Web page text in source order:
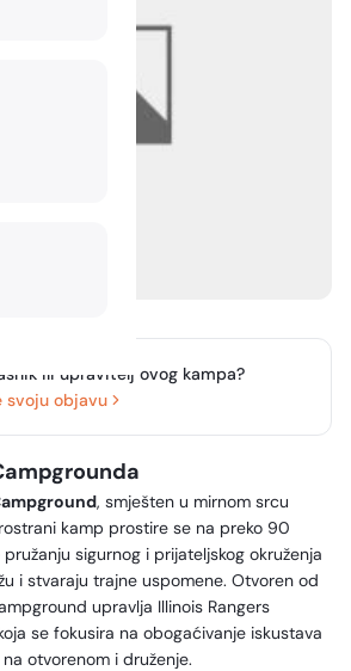
ili upravitelj ovog kampa?
svoju objavu
, smješten u mirnom srcu
kamp prostire se na preko 90
sigurnog i prijateljskog okruženja
i stvaraju trajne uspomene. Otvoren od
upravlja Illinois Rangers
se fokusira na obogaćivanje iskustava
otvorenom i druženje.